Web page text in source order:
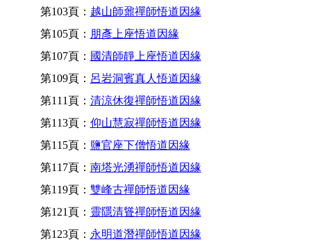
第103頁： 越山師鼐禪師悟道因緣
第105頁： 朋彥上座悟道因緣
第107頁： 國清師靜上座悟道因緣
第109頁： 呂岩洞賓真人悟道因緣
第111頁： 清涼休復禪師悟道因緣
第113頁： 仰山慧寂禪師悟道因緣
第115頁： 鹽官座下僧悟道因緣
第117頁： 南塔光湧禪師悟道因緣
第119頁： 雙峰古禪師悟道因緣
第121頁： 靈隱清聳禪師悟道因緣
第123頁： 永明道潛禪師悟道因緣